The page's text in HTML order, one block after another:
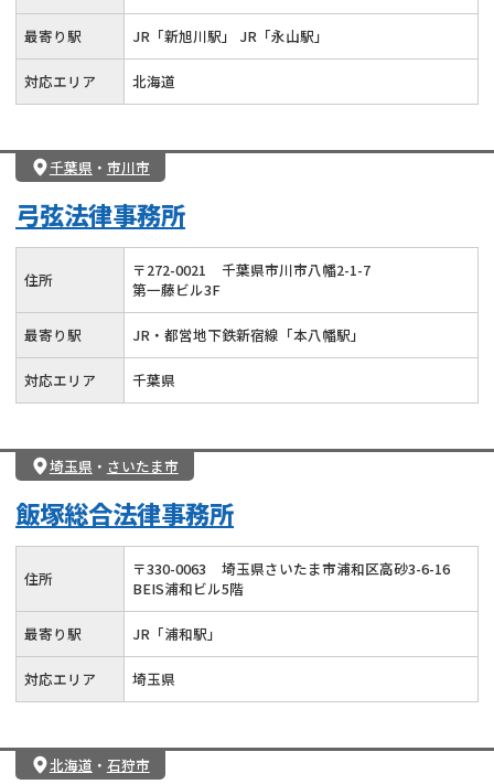
最寄り駅 JR「新旭川駅」 JR「永山駅」
対応エリア 北海道
千葉県 ・ 市川市
弓弦法律事務所
住所 〒272-0021
千葉県市川市八幡2-1-7
第一藤ビル3F
最寄り駅 JR・都営地下鉄新宿線「本八幡駅」
対応エリア 千葉県
埼玉県 ・ さいたま市
飯塚総合法律事務所
住所 〒330-0063
埼玉県さいたま市浦和区高砂3-6-16
BEIS浦和ビル5階
最寄り駅 JR「浦和駅」
対応エリア 埼玉県
北海道 ・ 石狩市